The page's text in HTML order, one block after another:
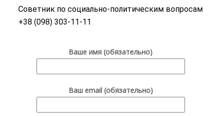
Советник по социально-политическим вопросам
+38 (098) 303-11-11
Ваше имя (обязательно)
Ваш email (обязательно)